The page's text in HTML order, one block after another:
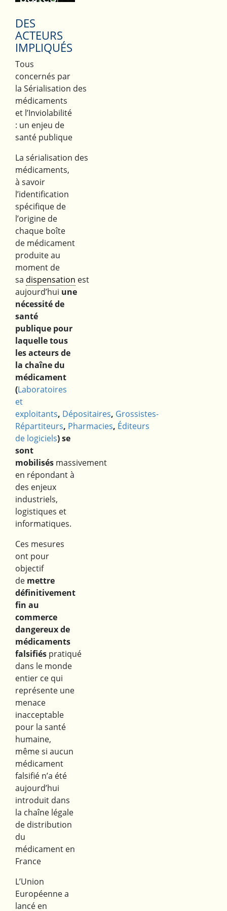
Alerts
:
pour
l’officine
et les PUI
!
DES
ACTEURS
IMPLIQUÉS
Tous
concernés par
la Sérialisation des
médicaments
et l’Inviolabilité
: un enjeu de
santé publique
La sérialisation des
médicaments,
à savoir
l’identification
spécifique de
l’origine de
chaque boîte
de médicament
produite au
moment de
sa dispensation est
aujourd’hui une
nécessité de
santé
publique pour
laquelle tous
les acteurs de
la chaîne du
médicament
(Laboratoires
et
exploitants, Dépositaires, Grossistes-
Répartiteurs, Pharmacies, Éditeurs
de logiciels) se
sont
mobilisés massivement
en répondant à
des enjeux
industriels,
logistiques et
informatiques.
Ces mesures
ont pour
objectif
de mettre
définitivement
fin au
commerce
dangereux de
médicaments
falsifiés pratiqué
dans le monde
entier ce qui
représente une
menace
inacceptable
pour la santé
humaine,
même si aucun
médicament
falsifié n’a été
aujourd’hui
introduit dans
la chaîne légale
de distribution
du
médicament en
France
L’Union
Européenne a
lancé en